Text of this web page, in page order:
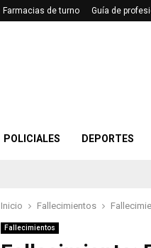
Farmacias de turno Guía de
POLICIALES DEPORTES
Inicio Fallecimientos
Fallecimientos